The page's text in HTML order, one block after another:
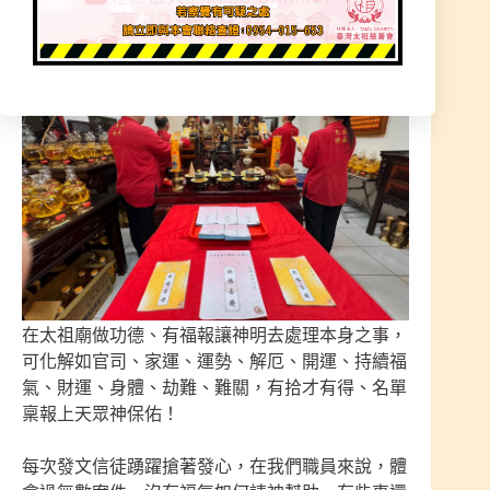
在太祖廟做功德、有福報讓神明去處理本身之事，
可化解如官司、家運、運勢、解厄、開運、持續福
氣、財運、身體、劫難、難關，有拾才有得、名單
稟報上天眾神保佑！
每次發文信徒踴躍搶著發心，在我們職員來說，體